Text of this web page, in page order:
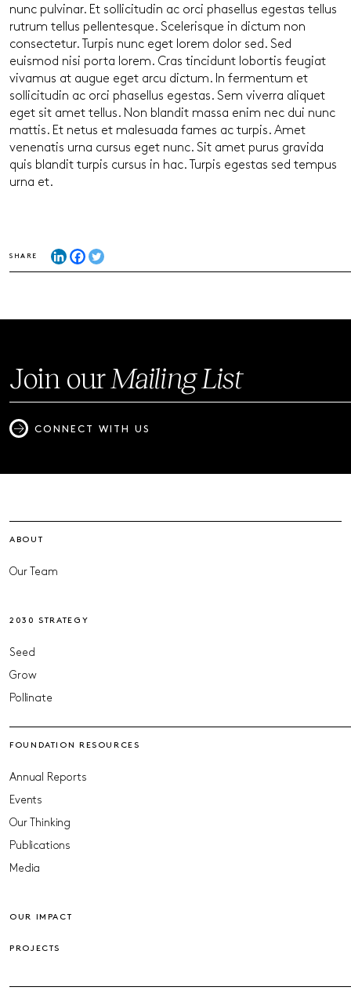
nunc pulvinar. Et sollicitudin ac orci phasellus egestas tellus
rutrum tellus pellentesque. Scelerisque in dictum non
consectetur. Turpis nunc eget lorem dolor sed. Sed
euismod nisi porta lorem. Cras tincidunt lobortis feugiat
vivamus at augue eget arcu dictum. In fermentum et
sollicitudin ac orci phasellus egestas. Sem viverra aliquet
eget sit amet tellus. Non blandit massa enim nec dui nunc
mattis. Et netus et malesuada fames ac turpis. Amet
venenatis urna cursus eget nunc. Sit amet purus gravida
quis blandit turpis cursus in hac. Turpis egestas sed tempus
urna et.
SHARE
Join ourMailing List
CONNECT WITH US
ABOUT
Our Team
2030 STRATEGY
Seed
Grow
Pollinate
FOUNDATION RESOURCES
Annual Reports
Events
Our Thinking
Publications
Media
OUR IMPACT
PROJECTS